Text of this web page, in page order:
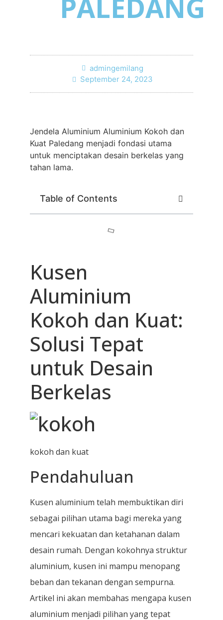
PALEDANG
admingemilang
September 24, 2023
Jendela Aluminium Aluminium Kokoh dan
Kuat Paledang menjadi fondasi utama
untuk menciptakan desain berkelas yang
tahan lama.
Table of Contents
Kusen
Aluminium
Kokoh dan Kuat:
Solusi Tepat
untuk Desain
Berkelas
kokoh dan kuat
Pendahuluan
Kusen aluminium telah membuktikan diri
sebagai pilihan utama bagi mereka yang
mencari kekuatan dan ketahanan dalam
desain rumah. Dengan kokohnya struktur
aluminium, kusen ini mampu menopang
beban dan tekanan dengan sempurna.
Artikel ini akan membahas mengapa kusen
aluminium menjadi pilihan yang tepat